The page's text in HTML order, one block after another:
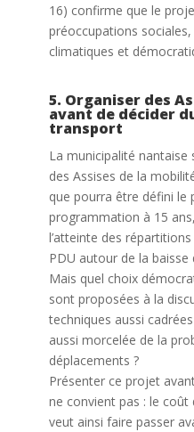
16) confirme que le
préoccupations
climatiques et
5. Organiser des
avant de décider
transport
La municipalité nantaise
des Assises de la
que pourra être défini le
programmation à 15
l’atteinte des
PDU autour de la
Mais quel choix
sont proposées à la
techniques aussi
aussi morcelée de la
déplacements ?
Présenter ce projet
ne convient pas : le coût
veut ainsi faire passer